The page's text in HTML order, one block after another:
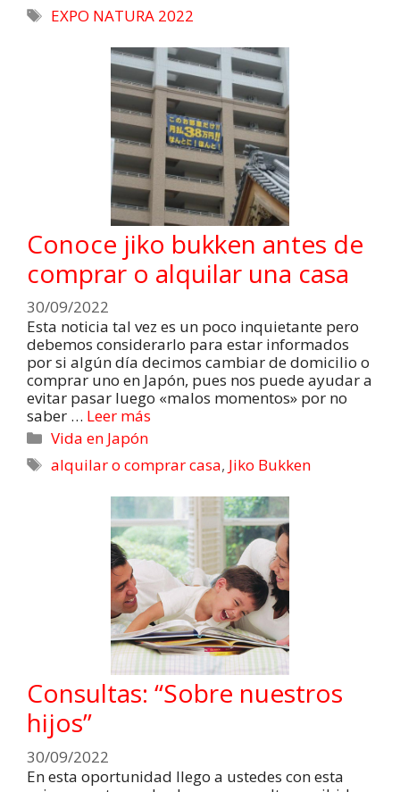
EXPO NATURA 2022
Conoce jiko bukken antes de
comprar o alquilar una casa
30/09/2022
Esta noticia tal vez es un poco inquietante pero
debemos considerarlo para estar informados
por si algún día decimos cambiar de domicilio o
comprar uno en Japón, pues nos puede ayudar a
evitar pasar luego «malos momentos» por no
saber … Leer más
Vida en Japón
alquilar o comprar casa, Jiko Bukken
Consultas: “Sobre nuestros
hijos”
30/09/2022
En esta oportunidad llego a ustedes con esta